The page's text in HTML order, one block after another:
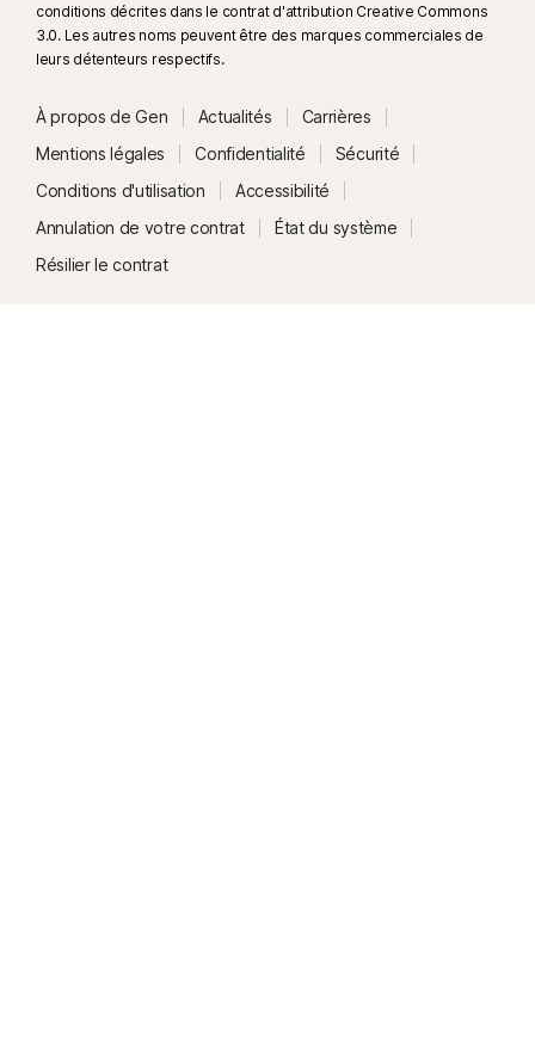
conditions décrites dans le contrat d'attribution Creative Commons
3.0. Les autres noms peuvent être des marques commerciales de
leurs détenteurs respectifs.
À propos de Gen Actualités
Carrières
Mentions légales
Confidentialité
Sécurité
Conditions d'utilisation
Accessibilité
Annulation de votre contrat
État du système
Résilier le contrat